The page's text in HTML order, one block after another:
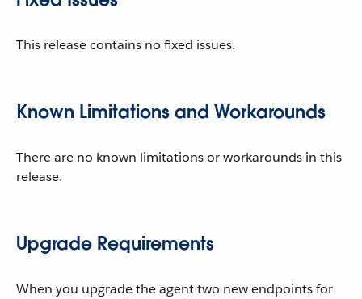
This release contains no fixed issues.
Known Limitations and Workarounds
There are no known limitations or workarounds in this
release.
Upgrade Requirements
When you upgrade the agent two new endpoints for